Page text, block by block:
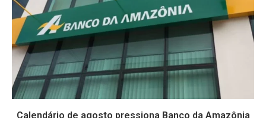
Calendário de agosto pressiona Banco da Amazônia